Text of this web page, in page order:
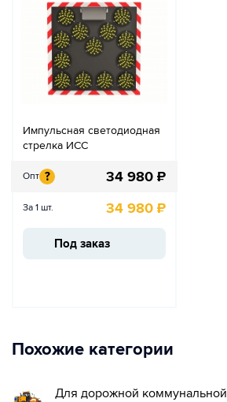
Импульсная светодиодная
стрелка ИСС
Опт ? 34 980 ₽
За 1 шт. 34 980 ₽
Под заказ
Похожие категории
Для дорожной коммунальной